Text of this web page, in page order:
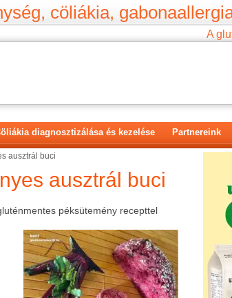
cöliákia,
A
diagnosztizálása és kezelése Partnereink
ausztrál buci
ausztrál buci
péksütemény recepttel